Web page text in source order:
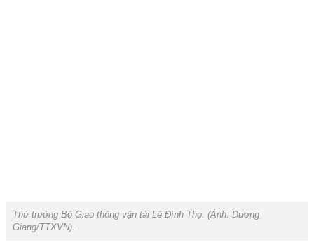
Thứ trưởng Bộ Giao thông vận tải Lê Đình Thọ. (Ảnh: Dương
Giang/TTXVN).